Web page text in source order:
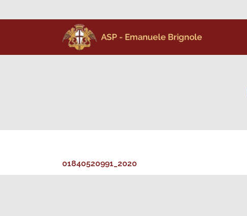
01840520991_2020